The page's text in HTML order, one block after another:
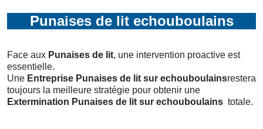
Punaises de lit echouboulains
Face aux Punaises de lit, une intervention proactive est
essentielle.
Une Entreprise Punaises de lit sur echouboulainsrestera
toujours la meilleure stratégie pour obtenir une
Extermination Punaises de lit sur echouboulains totale.